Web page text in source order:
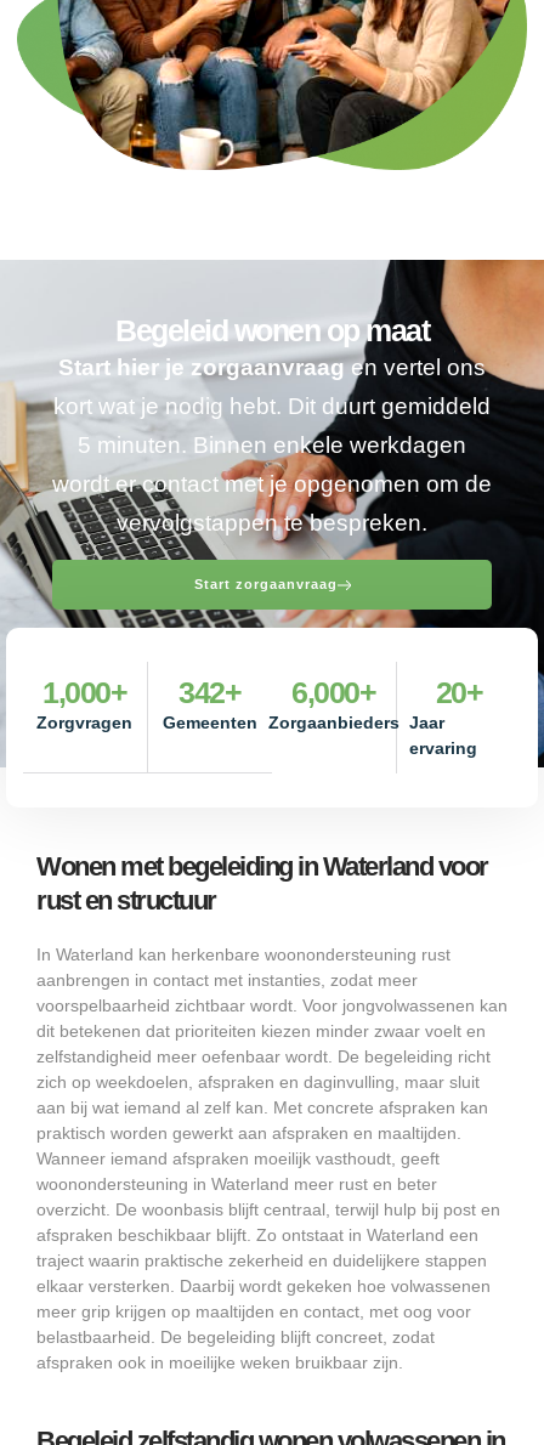
Begeleid wonen op maat
Start hier je zorgaanvraagen vertel ons
kort wat je nodig hebt. Dit duurt gemiddeld
5 minuten. Binnen enkele werkdagen
wordt er contact met je opgenomen om de
vervolgstappen te bespreken.
Start zorgaanvraag
Zorgvragen
1,000+
Gemeenten
342+
Zorgaanbieders
6,000+
Jaar
ervaring
20+
Wonen met begeleiding in Waterland voor
rust en structuur
In Waterland kan herkenbare woonondersteuning rust
aanbrengen in contact met instanties, zodat meer
voorspelbaarheid zichtbaar wordt. Voor jongvolwassenen kan
dit betekenen dat prioriteiten kiezen minder zwaar voelt en
zelfstandigheid meer oefenbaar wordt. De begeleiding richt
zich op weekdoelen, afspraken en daginvulling, maar sluit
aan bij wat iemand al zelf kan. Met concrete afspraken kan
praktisch worden gewerkt aan afspraken en maaltijden.
Wanneer iemand afspraken moeilijk vasthoudt, geeft
woonondersteuning in Waterland meer rust en beter
overzicht. De woonbasis blijft centraal, terwijl hulp bij post en
afspraken beschikbaar blijft. Zo ontstaat in Waterland een
traject waarin praktische zekerheid en duidelijkere stappen
elkaar versterken. Daarbij wordt gekeken hoe volwassenen
meer grip krijgen op maaltijden en contact, met oog voor
belastbaarheid. De begeleiding blijft concreet, zodat
afspraken ook in moeilijke weken bruikbaar zijn.